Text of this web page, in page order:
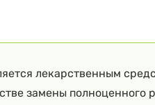
лекарственным
замены полноценного